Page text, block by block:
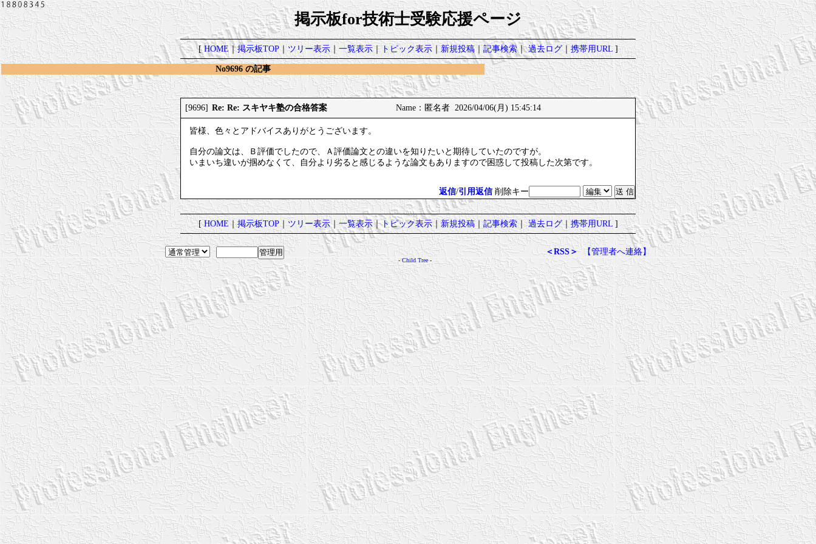
掲示板for技術士受験応援ページ
[HOME｜掲示板TOP｜ツリー表示｜一覧表示｜トピック表示｜新規投稿｜記事検索｜過去ログ｜携帯用URL]
No9696 の記事
[9696] Re: Re: スキヤキ塾の合格答案 Name：匿名者 2026/04/06(月) 15:45:14
皆様、色々とアドバイスありがとうございます。
自分の論文は、Ｂ評価でしたので、Ａ評価論文との違いを知りたいと期待していたのですが。
いまいち違いが掴めなくて、自分より劣ると感じるような論文もありますので困惑して投稿した次第です。
返信/引用返信 削除キー
[HOME｜掲示板TOP｜ツリー表示｜一覧表示｜トピック表示｜新規投稿｜記事検索｜過去ログ｜携帯用URL]
＜RSS＞ 【管理者へ連絡】
-Child Tree-